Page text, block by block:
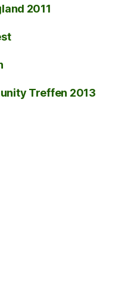
2011
Treffen 2013